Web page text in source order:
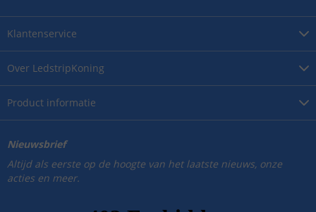
Over LedstripKoning
Product informatie
Klantenservice
Nieuwsbrief
Altijd als eerste op de hoogte van het laatste nieuws, onze
acties en meer.